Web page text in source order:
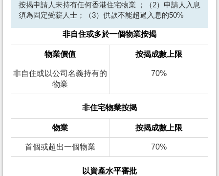
按揭申請人未持有任何香港住宅物業 ；（2）申請人入息
須為固定受薪人士；（3）供款不能超過入息的50%
非自住或多於一個物業按揭
物業價值 按揭成數上限
非自住或以公司名義持有的
物業
70%
非住宅物業按揭
物業 按揭成數上限
首個或超出一個物業 70%
以資產水平審批